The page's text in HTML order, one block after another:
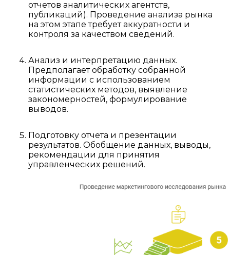
отчетов аналитических агентств,
публикаций). Проведение анализа рынка
на этом этапе требует аккуратности и
контроля за качеством сведений.
Анализ и интерпретацию данных.
Предполагает обработку собранной
информации с использованием
статистических методов, выявление
закономерностей, формулирование
выводов.
Подготовку отчета и презентации
результатов. Обобщение данных, выводы,
рекомендации для принятия
управленческих решений.